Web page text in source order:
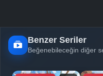
Benzer Seriler
Beğenebileceğin diğer